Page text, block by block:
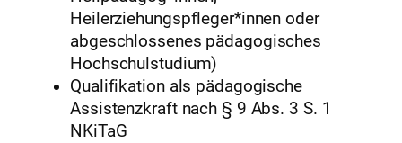
Heilerziehungspfleger*innen oder
abgeschlossenes pädagogisches
Hochschulstudium)
Qualifikation als pädagogische
Assistenzkraft nach § 9 Abs. 3 S. 1
NKiTaG